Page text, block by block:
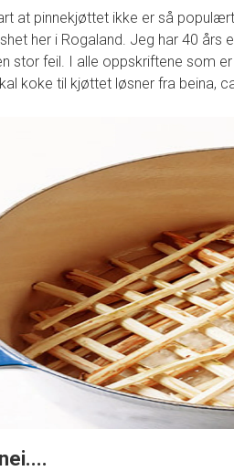
at pinnekjøttet ikke er så
her i Rogaland. Jeg har 40 års
stor feil. I alle oppskriftene som
koke til kjøttet løsner fra beina,